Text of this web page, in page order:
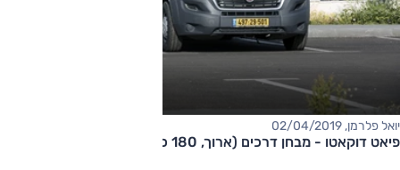
יואל פלרמן, 02/04/2019
פיאט דוקאטו - מבחן דרכים (ארוך, 180 כ"ס)